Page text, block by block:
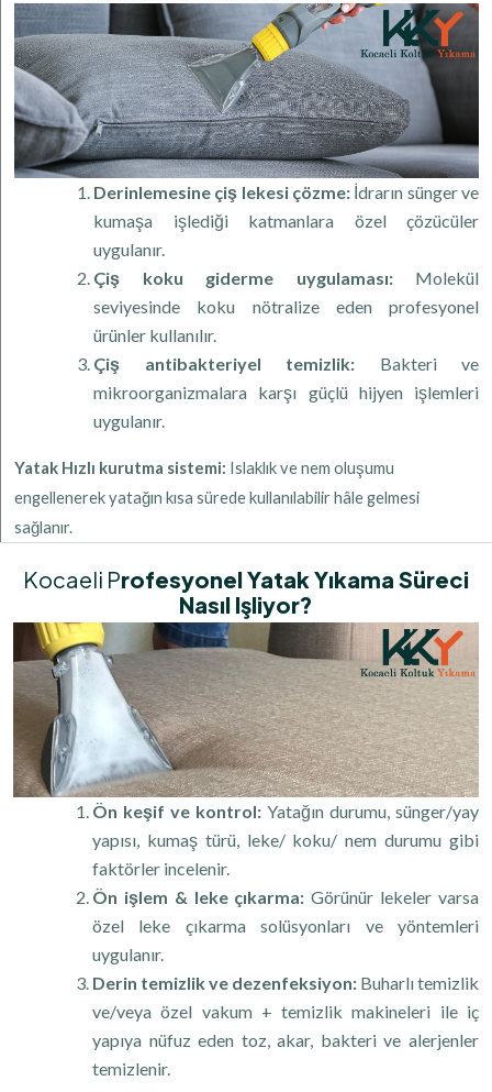
Derinlemesine çiş lekesi çözme: İdrarın sünger ve
kumaşa işlediği katmanlara özel çözücüler
uygulanır.
Çiş koku giderme uygulaması:Molekül
seviyesinde koku nötralize eden profesyonel
ürünler kullanılır.
Çiş antibakteriyel temizlik: Bakteri ve
mikroorganizmalara karşı güçlü hijyen işlemleri
uygulanır.
Yatak Hızlı kurutma sistemi: Islaklık ve nem oluşumu
engellenerek yatağın kısa sürede kullanılabilir hâle gelmesi
sağlanır.
Kocaeli PRofesyonel Yatak Yıkama Süreci
Nasıl Işliyor?
Ön keşif ve kontrol: Yatağın durumu, sünger/yay
yapısı, kumaş türü, leke/ koku/ nem durumu gibi
faktörler incelenir.
Ön işlem & leke çıkarma: Görünür lekeler varsa
özel leke çıkarma solüsyonları ve yöntemleri
uygulanır.
Derin temizlik ve dezenfeksiyon: Buharlı temizlik
ve/veya özel vakum + temizlik makineleri ile iç
yapıya nüfuz eden toz, akar, bakteri ve alerjenler
temizlenir.